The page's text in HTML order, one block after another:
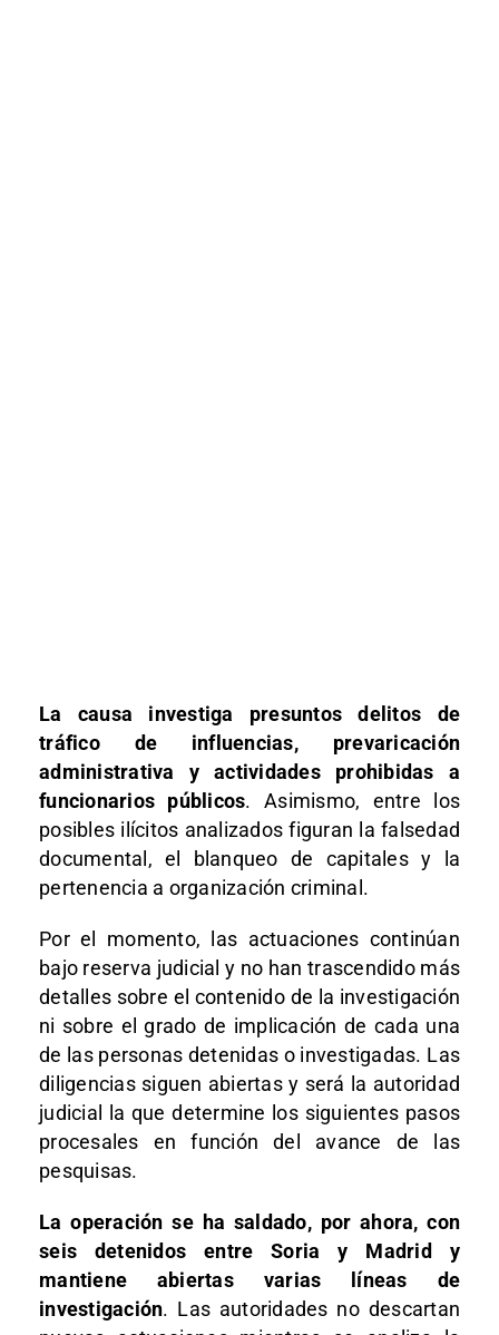
La causa investiga presuntos delitos de
tráfico de influencias, prevaricación
administrativa y actividades prohibidas a
funcionarios públicos. Asimismo, entre los
posibles ilícitos analizados figuran la falsedad
documental, el blanqueo de capitales y la
pertenencia a organización criminal.
Por el momento, las actuaciones continúan
bajo reserva judicial y no han trascendido más
detalles sobre el contenido de la investigación
ni sobre el grado de implicación de cada una
de las personas detenidas o investigadas. Las
diligencias siguen abiertas y será la autoridad
judicial la que determine los siguientes pasos
procesales en función del avance de las
pesquisas.
La operación se ha saldado, por ahora, con
seis detenidos entre Soria y Madrid y
mantiene abiertas varias líneas de
investigación. Las autoridades no descartan